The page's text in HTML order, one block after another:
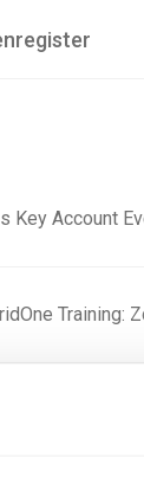
Key Account
Training:
-